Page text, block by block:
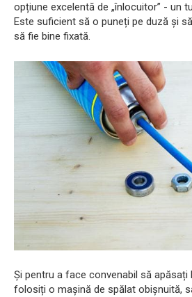
opțiune excelentă de „înlocuitor” - un
Este suficient să o puneți pe duză și
să fie bine fixată.
Și pentru a face convenabil să apăsați
folosiți o mașină de spălat obișnuită,